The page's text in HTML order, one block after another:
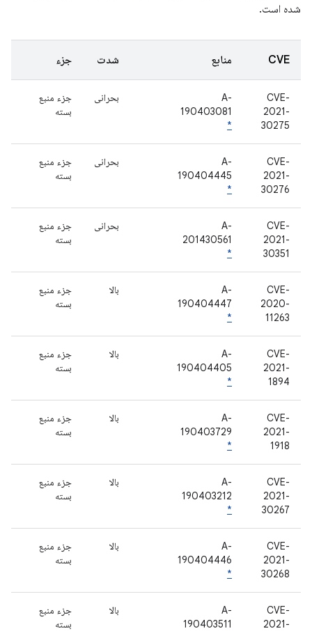
شده است.
CVE منابع شدت جزء
CVE-
2021-
30275
A-
190403081
*
بحرانی
جزء منبع
بسته
CVE-
2021-
30276
A-
190404445
*
بحرانی
جزء منبع
بسته
CVE-
2021-
30351
A-
201430561
*
بحرانی
جزء منبع
بسته
CVE-
2020-
11263
A-
190404447
*
بالا
جزء منبع
بسته
CVE-
2021-
1894
A-
190404405
*
بالا
جزء منبع
بسته
CVE-
2021-
1918
A-
190403729
*
بالا
جزء منبع
بسته
CVE-
2021-
30267
A-
190403212
*
بالا
جزء منبع
بسته
CVE-
2021-
30268
A-
190404446
*
بالا
جزء منبع
بسته
CVE-
2021-
A-
190403511
بالا
جزء منبع
بسته